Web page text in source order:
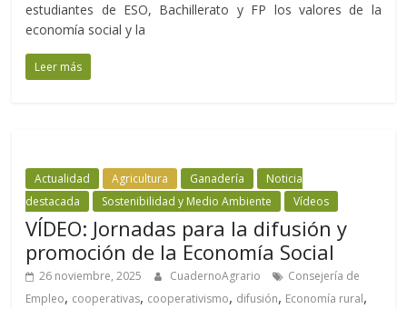
estudiantes de ESO, Bachillerato y FP los valores de la
economía social y la
Leer más
Actualidad Agricultura Ganadería
Noticia
destacada
Sostenibilidad y Medio Ambiente Vídeos
VÍDEO: Jornadas para la difusión y
promoción de la Economía Social
26 noviembre, 2025 CuadernoAgrario
Consejería de
Empleo, cooperativas, cooperativismo, difusión, Economía rural,